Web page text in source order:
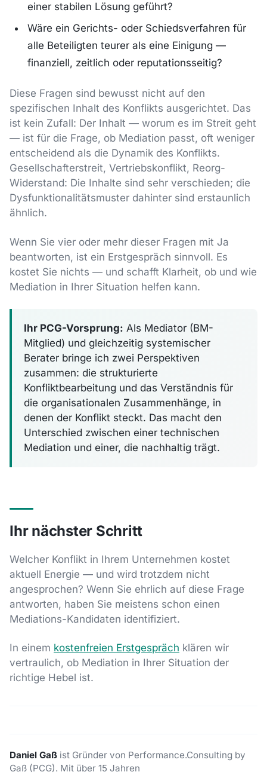
einer stabilen Lösung geführt?
Wäre ein Gerichts- oder Schiedsverfahren für
alle Beteiligten teurer als eine Einigung —
finanziell, zeitlich oder reputationsseitig?
Diese Fragen sind bewusst nicht auf den
spezifischen Inhalt des Konflikts ausgerichtet. Das
ist kein Zufall: Der Inhalt — worum es im Streit geht
— ist für die Frage, ob Mediation passt, oft weniger
entscheidend als die Dynamik des Konflikts.
Gesellschafterstreit, Vertriebskonflikt, Reorg-
Widerstand: Die Inhalte sind sehr verschieden; die
Dysfunktionalitätsmuster dahinter sind erstaunlich
ähnlich.
Wenn Sie vier oder mehr dieser Fragen mit Ja
beantworten, ist ein Erstgespräch sinnvoll. Es
kostet Sie nichts — und schafft Klarheit, ob und wie
Mediation in Ihrer Situation helfen kann.
Ihr PCG-Vorsprung: Als Mediator (BM-
Mitglied) und gleichzeitig systemischer
Berater bringe ich zwei Perspektiven
zusammen: die strukturierte
Konfliktbearbeitung und das Verständnis für
die organisationalen Zusammenhänge, in
denen der Konflikt steckt. Das macht den
Unterschied zwischen einer technischen
Mediation und einer, die nachhaltig trägt.
Ihr nächster Schritt
Welcher Konflikt in Ihrem Unternehmen kostet
aktuell Energie — und wird trotzdem nicht
angesprochen? Wenn Sie ehrlich auf diese Frage
antworten, haben Sie meistens schon einen
Mediations-Kandidaten identifiziert.
In einem kostenfreien Erstgespräch klären wir
vertraulich, ob Mediation in Ihrer Situation der
richtige Hebel ist.
Daniel Gaß ist Gründer von Performance.Consulting by
Gaß (PCG). Mit über 15 Jahren